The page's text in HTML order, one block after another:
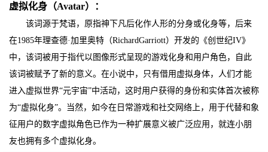
虚拟化身（Avatar） ：
该词源于梵语，原指神下凡后化作人形的分身或化身等，后来
在1985年理查德·加里奥特（RichardGarriott）开发的《创世纪IV》
中，该词被用于指代以图像形式呈现的游戏化身和用户角色，自此
该词被赋予了新的意义。在小说中，只有借用虚拟身体，人们才能
进入虚拟世界“元宇宙”中活动，这时用户获得的身份和实体首次被称
为“虚拟化身”。当然，如今在日常游戏和社交网络上，用于代替和象
征用户的数字虚拟角色已作为一种扩展意义被广泛应用，就连小朋
友也拥有多个虚拟化身。